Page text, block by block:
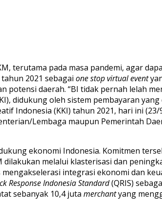
terutama pada masa pandemi, agar
2021 sebagai one stop virtual event
potensi daerah. “BI tidak pernah lelah
didukung oleh sistem pembayaran
Indonesia (KKI) tahun 2021, hari ini
Lembaga maupun Pemerintah
ekonomi Indonesia. Komitmen
melalui klasterisasi dan
integrasi ekonomi dan
Response Indonesia Standard(QRIS)
sebanyak 10,4 juta merchantyang